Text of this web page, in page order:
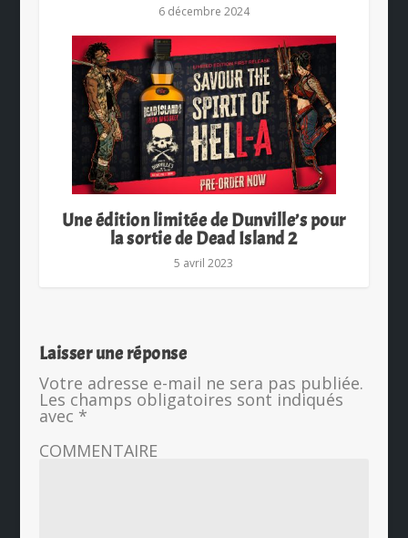
6 décembre 2024
Une édition limitée de Dunville’s pour
la sortie de Dead Island 2
5 avril 2023
Laisser une réponse
Votre adresse e-mail ne sera pas publiée.
Les champs obligatoires sont indiqués
avec *
COMMENTAIRE